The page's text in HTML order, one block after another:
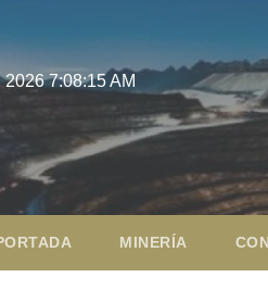
20267:08:16 AM
MINERÍA